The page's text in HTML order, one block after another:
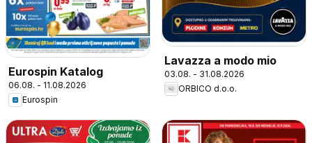
Eurospin Katalog
06.08. - 11.08.2026
Eurospin
Lavazza a modo mio
03.08. - 31.08.2026
ORBICO d.o.o.